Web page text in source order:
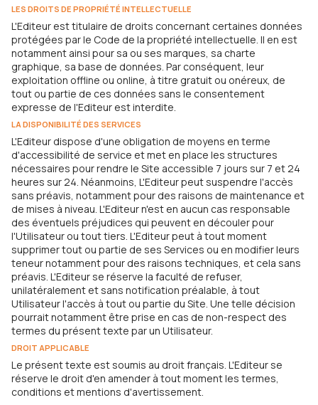
LES DROITS DE PROPRIÉTÉ INTELLECTUELLE
L'Editeur est titulaire de droits concernant certaines données
protégées par le Code de la propriété intellectuelle. Il en est
notamment ainsi pour sa ou ses marques, sa charte
graphique, sa base de données. Par conséquent, leur
exploitation offline ou online, à titre gratuit ou onéreux, de
tout ou partie de ces données sans le consentement
expresse de l'Editeur est interdite.
LA DISPONIBILITÉ DES SERVICES
L'Editeur dispose d'une obligation de moyens en terme
d'accessibilité de service et met en place les structures
nécessaires pour rendre le Site accessible 7 jours sur 7 et 24
heures sur 24. Néanmoins, L'Editeur peut suspendre l'accès
sans préavis, notamment pour des raisons de maintenance et
de mises à niveau. L'Editeur n'est en aucun cas responsable
des éventuels préjudices qui peuvent en découler pour
l'Utilisateur ou tout tiers. L'Editeur peut à tout moment
supprimer tout ou partie de ses Services ou en modifier leurs
teneur notamment pour des raisons techniques, et cela sans
préavis. L'Editeur se réserve la faculté de refuser,
unilatéralement et sans notification préalable, à tout
Utilisateur l'accès à tout ou partie du Site. Une telle décision
pourrait notamment être prise en cas de non-respect des
termes du présent texte par un Utilisateur.
DROIT APPLICABLE
Le présent texte est soumis au droit français. L'Editeur se
réserve le droit d'en amender à tout moment les termes,
conditions et mentions d'avertissement.